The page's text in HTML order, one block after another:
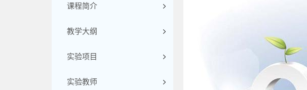
课程简介
教学大纲
实验项目
实验教师